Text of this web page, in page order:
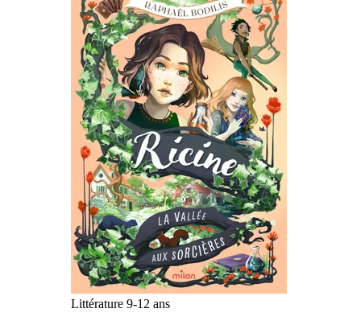
Littérature 9-12 ans